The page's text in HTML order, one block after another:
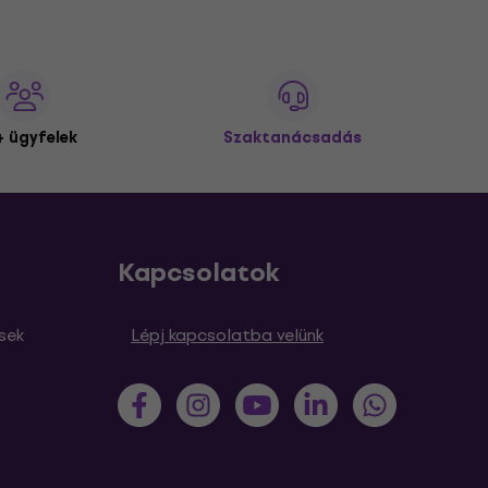
ügyfelek Szaktanácsadás
Kapcsolatok
Lépj kapcsolatba velünk